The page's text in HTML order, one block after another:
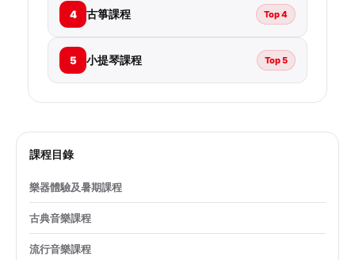
4 古箏課程 Top 4
5 小提琴課程 Top 5
課程目錄
樂器體驗及暑期課程
古典音樂課程
流行音樂課程